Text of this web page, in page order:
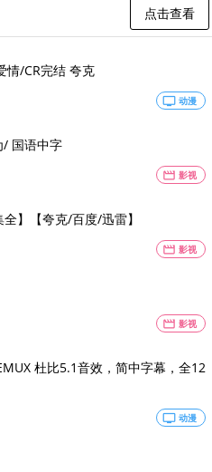
点击查看
情/CR完结 夸克
tv 动漫
为/ 国语中字
movie 影视
】【夸克/百度/迅雷】
movie 影视
movie 影视
tv 动漫